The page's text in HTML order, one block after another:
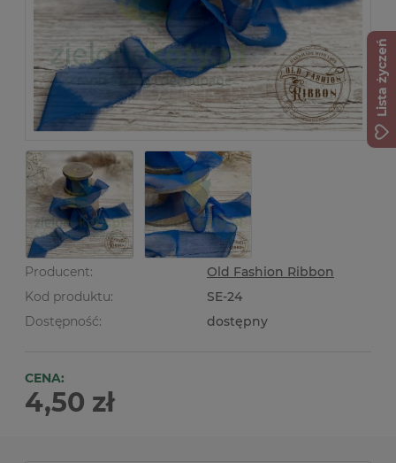
Producent:
Old Fashion Ribbon
Kod produktu:
SE-24
Dostępność:
dostępny
CENA:
4,50 zł
Lista życzeń